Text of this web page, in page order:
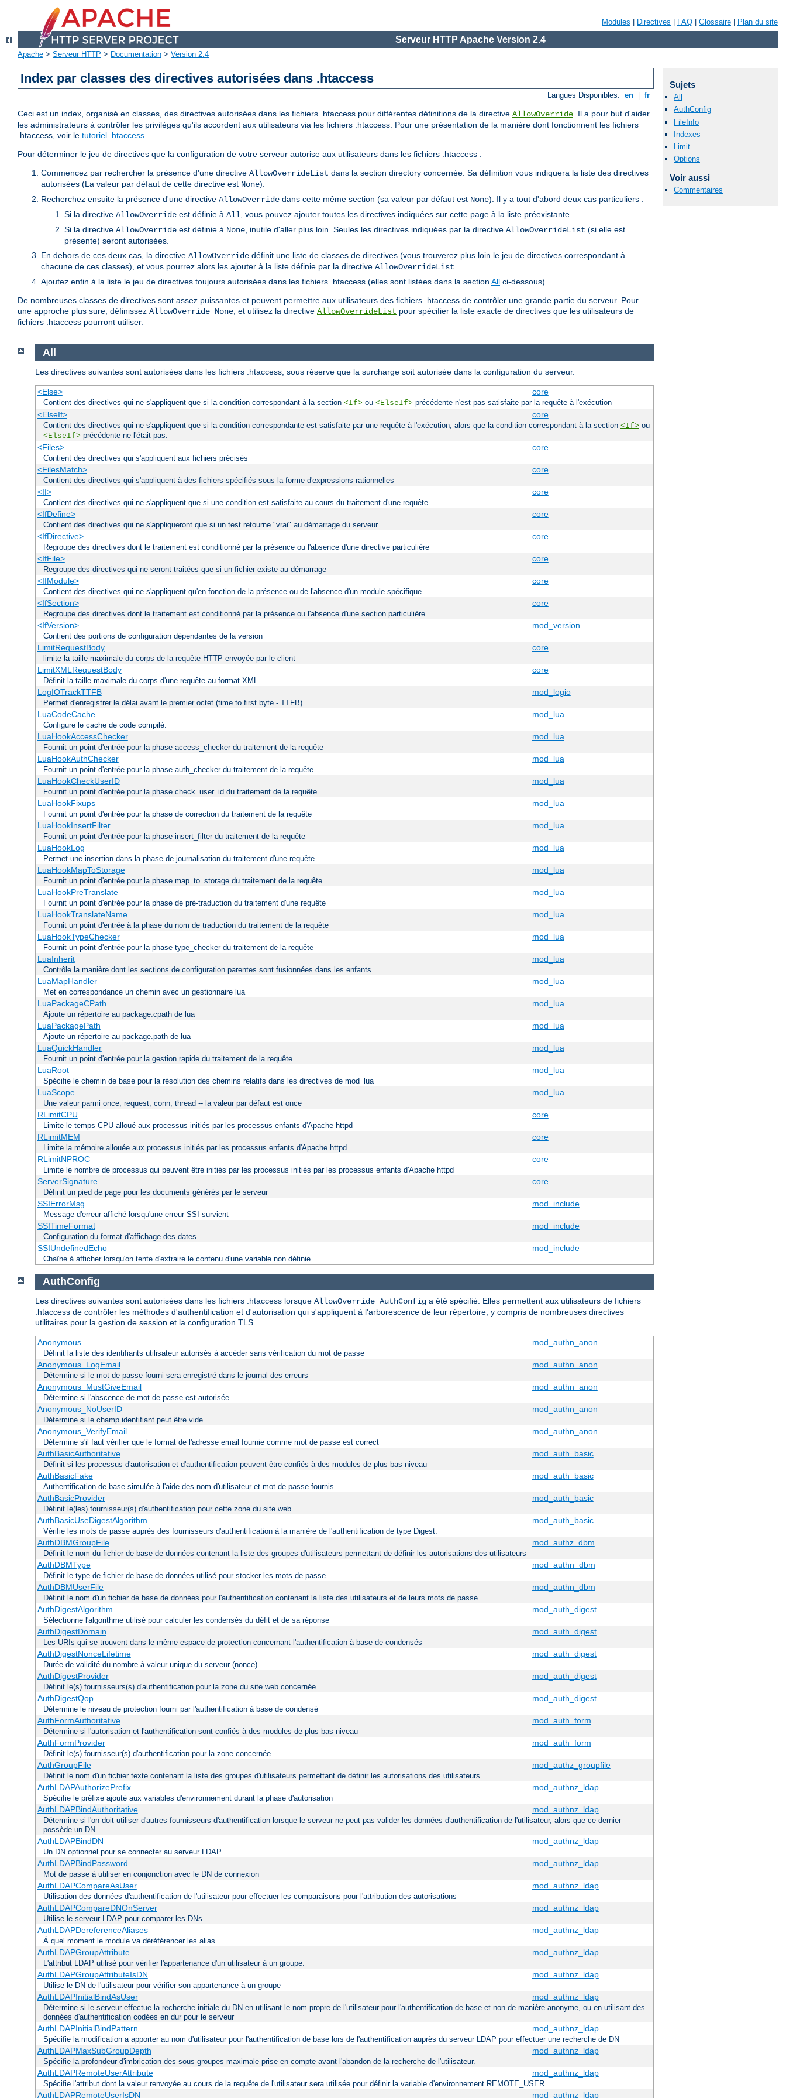
Modules Directives FAQ Glossaire Plan du site
Serveur HTTP Apache Version 2.4
Apache > Serveur HTTP > Documentation > Version 2.4
Index par classes des directives autorisées dans .htaccess
Langues Disponibles: en fr
Ceci est un index, organisé en classes, des directives autorisées dans les fichiers .htaccess pour différentes définitions de la directive AllowOverride. Il a pour but d'aider
les administrateurs à contrôler les privilèges qu'ils accordent aux utilisateurs via les fichiers .htaccess. Pour une présentation de la manière dont fonctionnent les fichiers
.htaccess, voir le tutoriel .htaccess.
Pour déterminer le jeu de directives que la configuration de votre serveur autorise aux utilisateurs dans les fichiers .htaccess :
Commencez par rechercher la présence d'une directive AllowOverrideList dans la section directory concernée. Sa définition vous indiquera la liste des directives
autorisées (La valeur par défaut de cette directive est None).
Recherchez ensuite la présence d'une directive AllowOverride dans cette même section (sa valeur par défaut est None). Il y a tout d'abord deux cas particuliers :
Si la directive AllowOverride est définie à All, vous pouvez ajouter toutes les directives indiquées sur cette page à la liste préexistante.
Si la directive AllowOverride est définie à None, inutile d'aller plus loin. Seules les directives indiquées par la directive AllowOverrideList (si elle est
présente) seront autorisées.
En dehors de ces deux cas, la directive AllowOverride définit une liste de classes de directives (vous trouverez plus loin le jeu de directives correspondant à
chacune de ces classes), et vous pourrez alors les ajouter à la liste définie par la directive AllowOverrideList.
Ajoutez enfin à la liste le jeu de directives toujours autorisées dans les fichiers .htaccess (elles sont listées dans la section All ci-dessous).
De nombreuses classes de directives sont assez puissantes et peuvent permettre aux utilisateurs des fichiers .htaccess de contrôler une grande partie du serveur. Pour
une approche plus sure, définissez AllowOverride None, et utilisez la directive AllowOverrideList pour spécifier la liste exacte de directives que les utilisateurs de
fichiers .htaccess pourront utiliser.
Sujets
All
AuthConfig
FileInfo
Indexes
Limit
Options
Voir aussi
Commentaires
All
Les directives suivantes sont autorisées dans les fichiers .htaccess, sous réserve que la surcharge soit autorisée dans la configuration du serveur.
<Else> core
Contient des directives qui ne s'appliquent que si la condition correspondant à la section <If> ou <ElseIf> précédente n'est pas satisfaite par la requête à l'exécution
<ElseIf> core
Contient des directives qui ne s'appliquent que si la condition correspondante est satisfaite par une requête à l'exécution, alors que la condition correspondant à la section <If> ou
<ElseIf> précédente ne l'était pas.
<Files> core
Contient des directives qui s'appliquent aux fichiers précisés
<FilesMatch> core
Contient des directives qui s'appliquent à des fichiers spécifiés sous la forme d'expressions rationnelles
<If> core
Contient des directives qui ne s'appliquent que si une condition est satisfaite au cours du traitement d'une requête
<IfDefine> core
Contient des directives qui ne s'appliqueront que si un test retourne "vrai" au démarrage du serveur
<IfDirective> core
Regroupe des directives dont le traitement est conditionné par la présence ou l'absence d'une directive particulière
<IfFile> core
Regroupe des directives qui ne seront traitées que si un fichier existe au démarrage
<IfModule> core
Contient des directives qui ne s'appliquent qu'en fonction de la présence ou de l'absence d'un module spécifique
<IfSection> core
Regroupe des directives dont le traitement est conditionné par la présence ou l'absence d'une section particulière
<IfVersion> mod_version
Contient des portions de configuration dépendantes de la version
LimitRequestBody core
limite la taille maximale du corps de la requête HTTP envoyée par le client
LimitXMLRequestBody core
Définit la taille maximale du corps d'une requête au format XML
LogIOTrackTTFB mod_logio
Permet d'enregistrer le délai avant le premier octet (time to first byte - TTFB)
LuaCodeCache mod_lua
Configure le cache de code compilé.
LuaHookAccessChecker mod_lua
Fournit un point d'entrée pour la phase access_checker du traitement de la requête
LuaHookAuthChecker mod_lua
Fournit un point d'entrée pour la phase auth_checker du traitement de la requête
LuaHookCheckUserID mod_lua
Fournit un point d'entrée pour la phase check_user_id du traitement de la requête
LuaHookFixups mod_lua
Fournit un point d'entrée pour la phase de correction du traitement de la requête
LuaHookInsertFilter mod_lua
Fournit un point d'entrée pour la phase insert_filter du traitement de la requête
LuaHookLog mod_lua
Permet une insertion dans la phase de journalisation du traitement d'une requête
LuaHookMapToStorage mod_lua
Fournit un point d'entrée pour la phase map_to_storage du traitement de la requête
LuaHookPreTranslate mod_lua
Fournit un point d'entrée pour la phase de pré-traduction du traitement d'une requête
LuaHookTranslateName mod_lua
Fournit un point d'entrée à la phase du nom de traduction du traitement de la requête
LuaHookTypeChecker mod_lua
Fournit un point d'entrée pour la phase type_checker du traitement de la requête
LuaInherit mod_lua
Contrôle la manière dont les sections de configuration parentes sont fusionnées dans les enfants
LuaMapHandler mod_lua
Met en correspondance un chemin avec un gestionnaire lua
LuaPackageCPath mod_lua
Ajoute un répertoire au package.cpath de lua
LuaPackagePath mod_lua
Ajoute un répertoire au package.path de lua
LuaQuickHandler mod_lua
Fournit un point d'entrée pour la gestion rapide du traitement de la requête
LuaRoot mod_lua
Spécifie le chemin de base pour la résolution des chemins relatifs dans les directives de mod_lua
LuaScope mod_lua
Une valeur parmi once, request, conn, thread -- la valeur par défaut est once
RLimitCPU core
Limite le temps CPU alloué aux processus initiés par les processus enfants d'Apache httpd
RLimitMEM core
Limite la mémoire allouée aux processus initiés par les processus enfants d'Apache httpd
RLimitNPROC core
Limite le nombre de processus qui peuvent être initiés par les processus initiés par les processus enfants d'Apache httpd
ServerSignature core
Définit un pied de page pour les documents générés par le serveur
SSIErrorMsg mod_include
Message d'erreur affiché lorsqu'une erreur SSI survient
SSITimeFormat mod_include
Configuration du format d'affichage des dates
SSIUndefinedEcho mod_include
Chaîne à afficher lorsqu'on tente d'extraire le contenu d'une variable non définie
AuthConfig
Les directives suivantes sont autorisées dans les fichiers .htaccess lorsque AllowOverride AuthConfig a été spécifié. Elles permettent aux utilisateurs de fichiers
.htaccess de contrôler les méthodes d'authentification et d'autorisation qui s'appliquent à l'arborescence de leur répertoire, y compris de nombreuses directives
utilitaires pour la gestion de session et la configuration TLS.
Anonymous mod_authn_anon
Définit la liste des identifiants utilisateur autorisés à accéder sans vérification du mot de passe
Anonymous_LogEmail mod_authn_anon
Détermine si le mot de passe fourni sera enregistré dans le journal des erreurs
Anonymous_MustGiveEmail mod_authn_anon
Détermine si l'abscence de mot de passe est autorisée
Anonymous_NoUserID mod_authn_anon
Détermine si le champ identifiant peut être vide
Anonymous_VerifyEmail mod_authn_anon
Détermine s'il faut vérifier que le format de l'adresse email fournie comme mot de passe est correct
AuthBasicAuthoritative mod_auth_basic
Définit si les processus d'autorisation et d'authentification peuvent être confiés à des modules de plus bas niveau
AuthBasicFake mod_auth_basic
Authentification de base simulée à l'aide des nom d'utilisateur et mot de passe fournis
AuthBasicProvider mod_auth_basic
Définit le(les) fournisseur(s) d'authentification pour cette zone du site web
AuthBasicUseDigestAlgorithm mod_auth_basic
Vérifie les mots de passe auprès des fournisseurs d'authentification à la manière de l'authentification de type Digest.
AuthDBMGroupFile mod_authz_dbm
Définit le nom du fichier de base de données contenant la liste des groupes d'utilisateurs permettant de définir les autorisations des utilisateurs
AuthDBMType mod_authn_dbm
Définit le type de fichier de base de données utilisé pour stocker les mots de passe
AuthDBMUserFile mod_authn_dbm
Définit le nom d'un fichier de base de données pour l'authentification contenant la liste des utilisateurs et de leurs mots de passe
AuthDigestAlgorithm mod_auth_digest
Sélectionne l'algorithme utilisé pour calculer les condensés du défit et de sa réponse
AuthDigestDomain mod_auth_digest
Les URIs qui se trouvent dans le même espace de protection concernant l'authentification à base de condensés
AuthDigestNonceLifetime mod_auth_digest
Durée de validité du nombre à valeur unique du serveur (nonce)
AuthDigestProvider mod_auth_digest
Définit le(s) fournisseurs(s) d'authentification pour la zone du site web concernée
AuthDigestQop mod_auth_digest
Détermine le niveau de protection fourni par l'authentification à base de condensé
AuthFormAuthoritative mod_auth_form
Détermine si l'autorisation et l'authentification sont confiés à des modules de plus bas niveau
AuthFormProvider mod_auth_form
Définit le(s) fournisseur(s) d'authentification pour la zone concernée
AuthGroupFile mod_authz_groupfile
Définit le nom d'un fichier texte contenant la liste des groupes d'utilisateurs permettant de définir les autorisations des utilisateurs
AuthLDAPAuthorizePrefix mod_authnz_ldap
Spécifie le préfixe ajouté aux variables d'environnement durant la phase d'autorisation
AuthLDAPBindAuthoritative mod_authnz_ldap
Détermine si l'on doit utiliser d'autres fournisseurs d'authentification lorsque le serveur ne peut pas valider les données d'authentification de l'utilisateur, alors que ce dernier
possède un DN.
AuthLDAPBindDN mod_authnz_ldap
Un DN optionnel pour se connecter au serveur LDAP
AuthLDAPBindPassword mod_authnz_ldap
Mot de passe à utiliser en conjonction avec le DN de connexion
AuthLDAPCompareAsUser mod_authnz_ldap
Utilisation des données d'authentification de l'utilisateur pour effectuer les comparaisons pour l'attribution des autorisations
AuthLDAPCompareDNOnServer mod_authnz_ldap
Utilise le serveur LDAP pour comparer les DNs
AuthLDAPDereferenceAliases mod_authnz_ldap
À quel moment le module va déréférencer les alias
AuthLDAPGroupAttribute mod_authnz_ldap
L'attribut LDAP utilisé pour vérifier l'appartenance d'un utilisateur à un groupe.
AuthLDAPGroupAttributeIsDN mod_authnz_ldap
Utilise le DN de l'utilisateur pour vérifier son appartenance à un groupe
AuthLDAPInitialBindAsUser mod_authnz_ldap
Détermine si le serveur effectue la recherche initiale du DN en utilisant le nom propre de l'utilisateur pour l'authentification de base et non de manière anonyme, ou en utilisant des
données d'authentification codées en dur pour le serveur
AuthLDAPInitialBindPattern mod_authnz_ldap
Spécifie la modification a apporter au nom d'utilisateur pour l'authentification de base lors de l'authentification auprès du serveur LDAP pour effectuer une recherche de DN
AuthLDAPMaxSubGroupDepth mod_authnz_ldap
Spécifie la profondeur d'imbrication des sous-groupes maximale prise en compte avant l'abandon de la recherche de l'utilisateur.
AuthLDAPRemoteUserAttribute mod_authnz_ldap
Spécifie l'attribut dont la valeur renvoyée au cours de la requête de l'utilisateur sera utilisée pour définir la variable d'environnement REMOTE_USER
AuthLDAPRemoteUserIsDN mod_authnz_ldap